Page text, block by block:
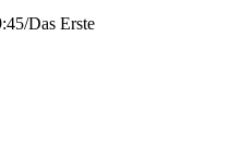
/Das Erste